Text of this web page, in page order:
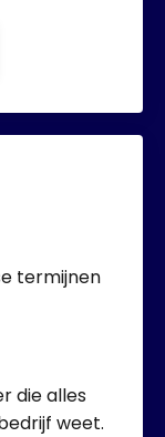
termijnen
die alles
weet.